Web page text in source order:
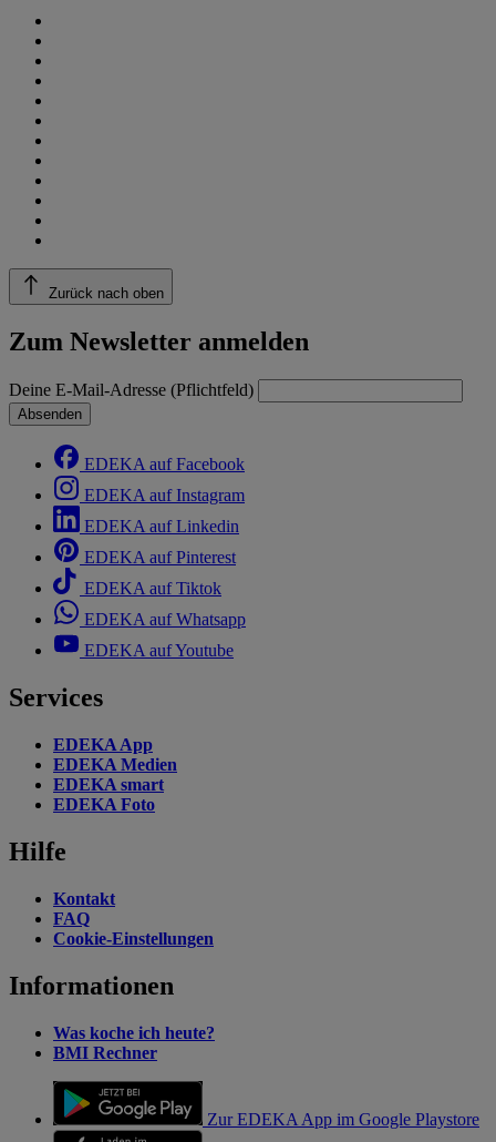
Zurück nach oben
Zum Newsletter anmelden
Deine E-Mail-Adresse (Pflichtfeld)
Absenden
EDEKA auf Facebook
EDEKA auf Instagram
EDEKA auf Linkedin
EDEKA auf Pinterest
EDEKA auf Tiktok
EDEKA auf Whatsapp
EDEKA auf Youtube
Services
EDEKA App
EDEKA Medien
EDEKA smart
EDEKA Foto
Hilfe
Kontakt
FAQ
Cookie-Einstellungen
Informationen
Was koche ich heute?
BMI Rechner
Zur EDEKA App im Google Playstore